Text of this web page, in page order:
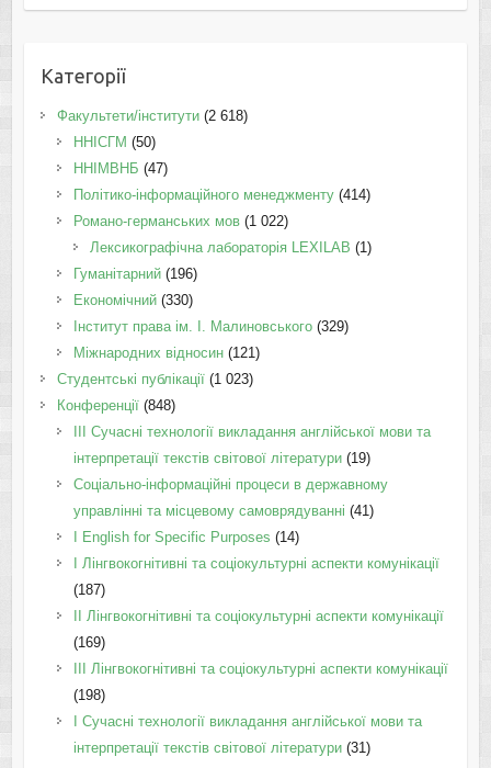
Категорії
Факультети/інститути(2 618)
ННІСГМ (50)
ННІМВНБ (47)
Політико-інформаційного менеджменту(414)
Романо-германських мов(1 022)
Лексикографічна лабораторія LEXILAB (1)
Гуманітарний(196)
Економічний(330)
Інститут права ім. І. Малиновського(329)
Міжнародних відносин(121)
Студентські публікації(1 023)
Конференції(848)
III Сучасні технології викладання англійської мови та
інтерпретації текстів світової літератури(19)
Соціально-інформаційні процеси в державному
управлінні та місцевому самоврядуванні (41)
І English for Specific Purposes (14)
I Лінгвокогнітивні та соціокультурні аспекти комунікації
(187)
IІ Лінгвокогнітивні та соціокультурні аспекти комунікації
(169)
IІI Лінгвокогнітивні та соціокультурні аспекти комунікації
(198)
I Cучасні технології викладання англійської мови та
інтерпретації текстів світової літератури(31)